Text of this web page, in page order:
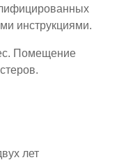
инструкциями.
Помещение
лет